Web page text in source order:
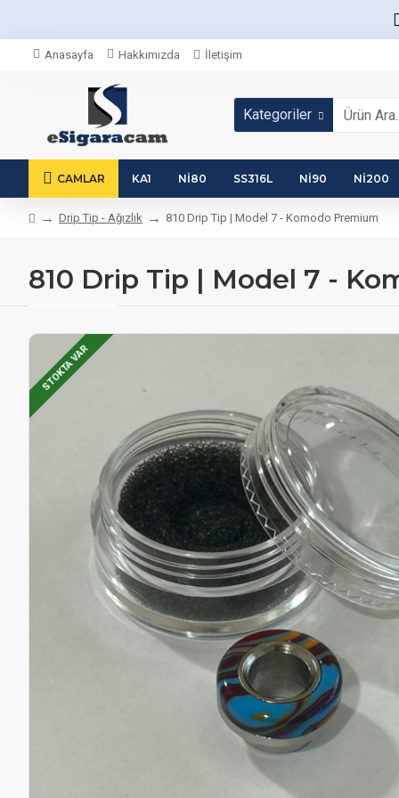
Anasayfa Hakkımızda İletişim
Kategoriler
CAMLAR KA1 NI80 SS316L NI90 NI200
Drip Tip - Ağızlık 810 Drip Tip | Model 7 - Komodo Premium
810 Drip Tip | Model 7 -
STOKTA VAR